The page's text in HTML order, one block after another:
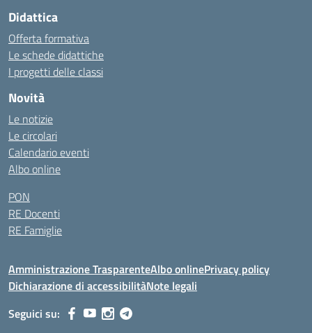
Didattica
Offerta formativa
Le schede didattiche
I progetti delle classi
Novità
Le notizie
Le circolari
Calendario eventi
Albo online
PON
RE Docenti
RE Famiglie
Amministrazione TrasparenteAlbo onlinePrivacy policy
Dichiarazione di accessibilitàNote legali
Seguici su: